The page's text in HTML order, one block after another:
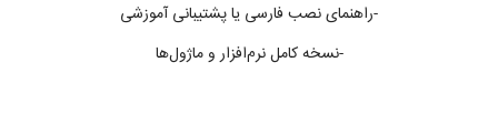
-راهنمای نصب فارسی یا پشتیبانی آموزشی
-نسخه کامل نرم‌افزار و ماژول‌ها